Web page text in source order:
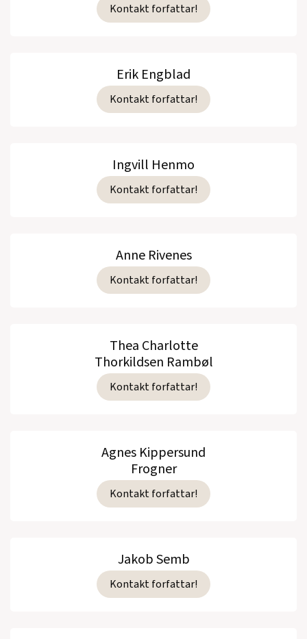
Kontakt forfattar!
Erik Engblad
Kontakt forfattar!
Ingvill Henmo
Kontakt forfattar!
Anne Rivenes
Kontakt forfattar!
Thea Charlotte
Thorkildsen Rambøl
Kontakt forfattar!
Agnes Kippersund
Frogner
Kontakt forfattar!
Jakob Semb
Kontakt forfattar!